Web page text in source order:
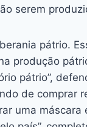
serem
pátrio.
produção
pátrio”,
de comprar
uma